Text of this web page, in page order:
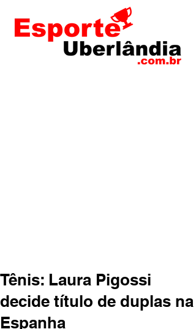
Tênis: Laura Pigossi
decide título de duplas na
Espanha